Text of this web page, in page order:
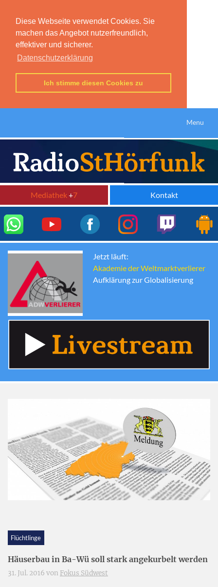
Diese Webseite verwendet Cookies. Sie
machen das Angebot nutzerfreundlich,
effektiver und sicherer.
Datenschutzerklärung
Ich stimme diesen Cookies zu
Menu
Mediathek+7 Kontakt
Jetzt läuft:
Akademie der Weltmarktverlierer
Aufklärung zur Globalisierung
Flüchtlinge
Häuserbau in Ba-Wü soll stark angekurbelt werden
31. Jul. 2016 von Fokus Südwest